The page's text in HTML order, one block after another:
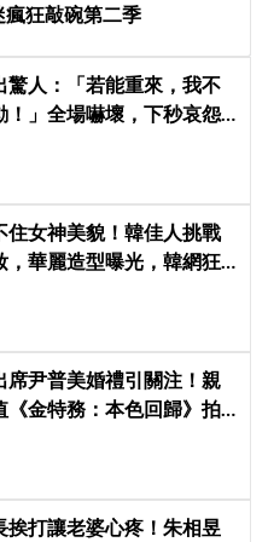
狂敲碗第二季
驚人：「若能重來，我不
！」全場嚇壞，下秒哀怨
住女神美貌！韓佳人挑戰
，華麗造型曝光，韓網狂
席尹普美婚禮引關注！親
《金特務：本色回歸》拍
挨打讓老婆心疼！朱相昱